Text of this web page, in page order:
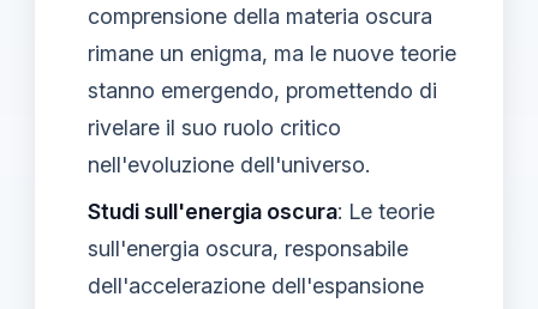
comprensione della materia oscura
rimane un enigma, ma le nuove teorie
stanno emergendo, promettendo di
rivelare il suo ruolo critico
nell'evoluzione dell'universo.
Studi sull'energia oscura: Le teorie
sull'energia oscura, responsabile
dell'accelerazione dell'espansione